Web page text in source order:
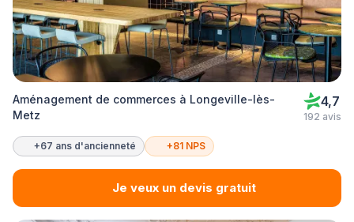
Aménagement de commerces à Longeville-lès-
Metz
4,7
192 avis
+67 ans d'ancienneté +81 NPS
Je veux un devis gratuit